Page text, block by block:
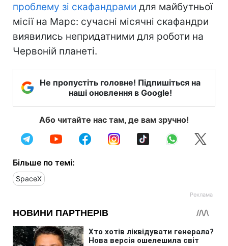
проблему зі скафандрами для майбутньої
місії на Марс: сучасні місячні скафандри
виявились непридатними для роботи на
Червоній планеті.
Не пропустіть головне! Підпишіться на
наші оновлення в Google!
Або читайте нас там, де вам зручно!
Більше по темі:
SpaceX